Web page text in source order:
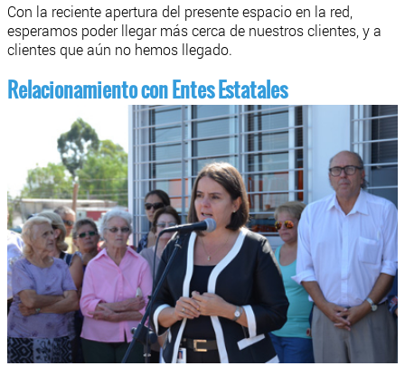
Con la reciente apertura del presente espacio en la red,
esperamos poder llegar más cerca de nuestros clientes, y a
clientes que aún no hemos llegado.
Relacionamiento con Entes Estatales